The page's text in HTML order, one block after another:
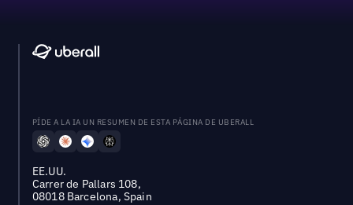
PÍDE A LA IA UN RESUMEN DE ESTA PÁGINA DE UBERALL
EE.UU.
Carrer de Pallars 108,
08018 Barcelona, Spain